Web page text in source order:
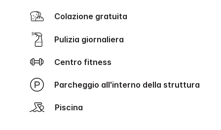
Colazione gratuita
Pulizia giornaliera
Centro fitness
Parcheggio all'interno della struttura
Piscina